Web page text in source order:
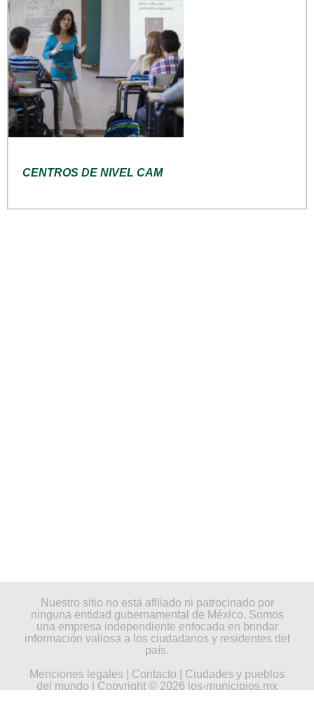
CENTROS DE NIVEL CAM
Nuestro sitio no está afiliado ni patrocinado por
ninguna entidad gubernamental de México. Somos
una empresa independiente enfocada en brindar
información valiosa a los ciudadanos y residentes del
país.
Menciones legales
Contacto
Ciudades y pueblos
del mundo | Copyright © 2026 los-municipios.mx